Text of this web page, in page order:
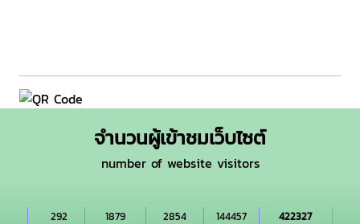
จำนวนผู้เข้าชมเว็บไซต์
number of website visitors
292 1879 2854 144457 422327